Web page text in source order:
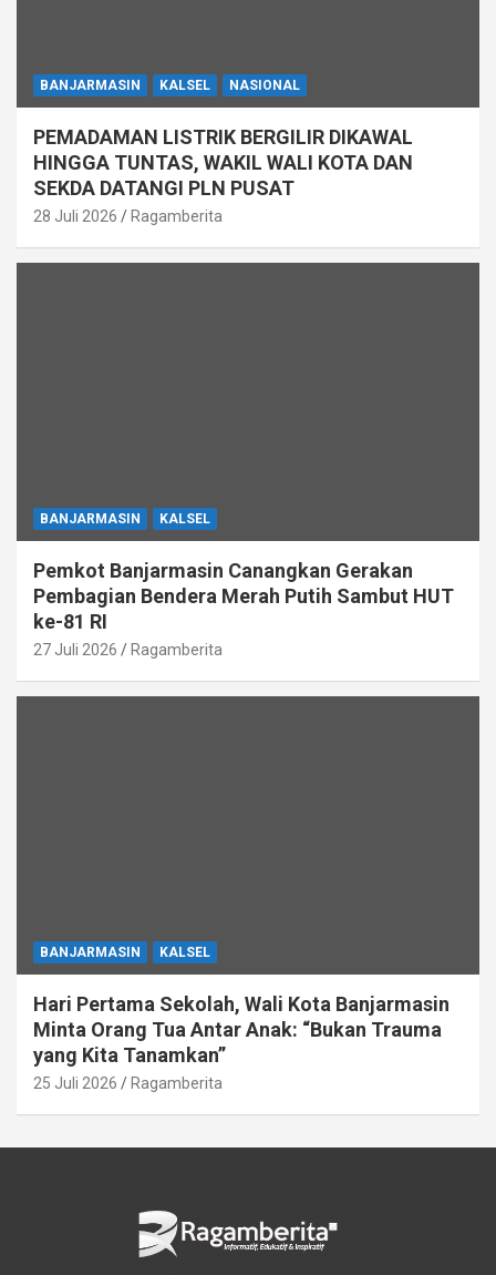
BANJARMASIN KALSEL NASIONAL
PEMADAMAN LISTRIK BERGILIR DIKAWAL
HINGGA TUNTAS, WAKIL WALI KOTA DAN
SEKDA DATANGI PLN PUSAT
28 Juli 2026 Ragamberita
BANJARMASIN KALSEL
Pemkot Banjarmasin Canangkan Gerakan
Pembagian Bendera Merah Putih Sambut HUT
ke-81 RI
27 Juli 2026 Ragamberita
BANJARMASIN KALSEL
Hari Pertama Sekolah, Wali Kota Banjarmasin
Minta Orang Tua Antar Anak: “Bukan Trauma
yang Kita Tanamkan”
25 Juli 2026 Ragamberita